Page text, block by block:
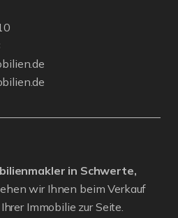
in Schwerte,
wir Ihnen beim Verkauf
Immobilie zur Seite.